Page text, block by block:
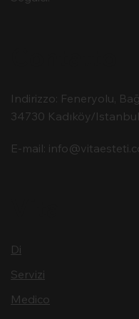
Indirizzo: Feneryolu,
34730 Kadıköy/Istanbul
E-mail:
Di
Servizi
Medico